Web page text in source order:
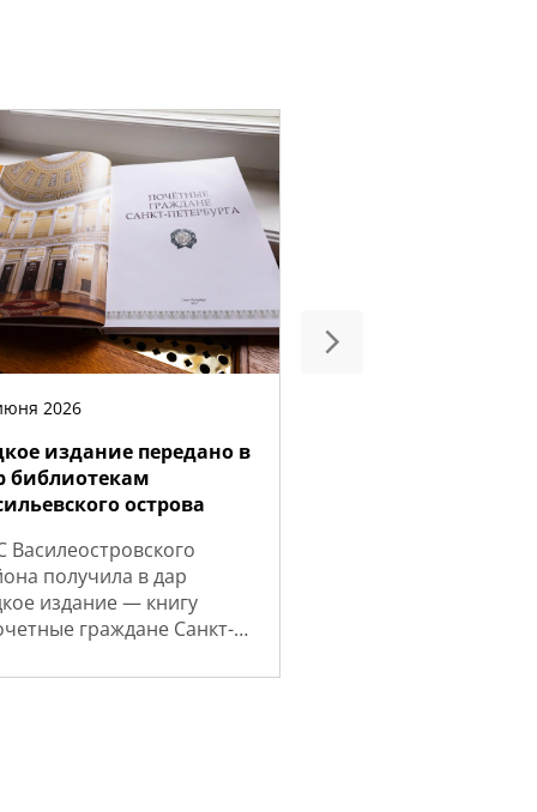
2026
издание передано в
библиотекам
острова
Василеостровского
получила в дар
издание — книгу
граждане Санкт-
в конце прошлого